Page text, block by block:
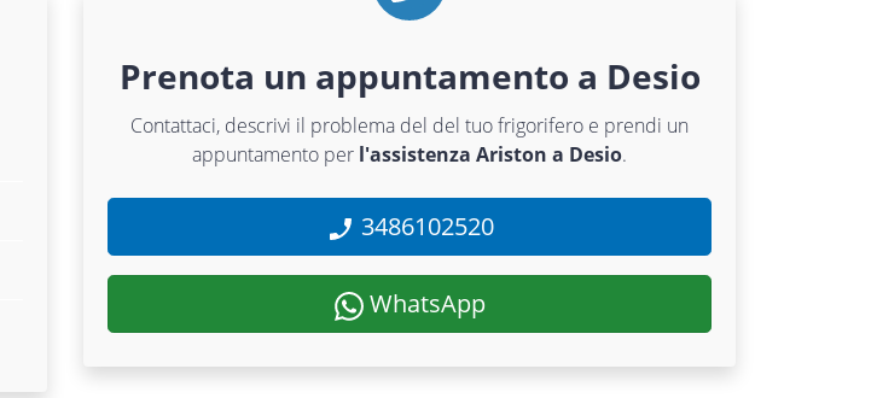
Prenota un appuntamento a Desio
Contattaci, descrivi il problema del del tuo frigorifero e prendi un
appuntamento per l'assistenza Ariston a Desio.
3486102520
WhatsApp